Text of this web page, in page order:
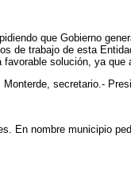
que Gobierno
trabajo de esta
solución, ya
secretario.-
nombre municipio